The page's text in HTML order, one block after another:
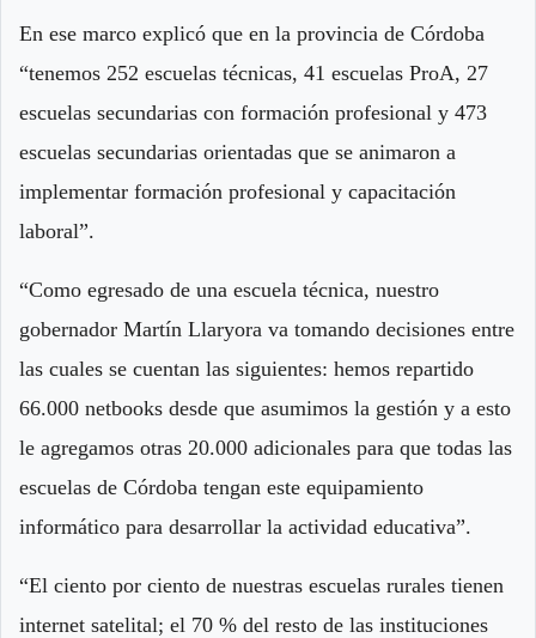
En ese marco explicó que en la provincia de Córdoba
“tenemos 252 escuelas técnicas, 41 escuelas ProA, 27
escuelas secundarias con formación profesional y 473
escuelas secundarias orientadas que se animaron a
implementar formación profesional y capacitación
laboral”.
“Como egresado de una escuela técnica, nuestro
gobernador Martín Llaryora va tomando decisiones entre
las cuales se cuentan las siguientes: hemos repartido
66.000 netbooks desde que asumimos la gestión y a esto
le agregamos otras 20.000 adicionales para que todas las
escuelas de Córdoba tengan este equipamiento
informático para desarrollar la actividad educativa”.
“El ciento por ciento de nuestras escuelas rurales tienen
internet satelital; el 70 % del resto de las instituciones